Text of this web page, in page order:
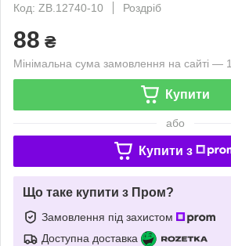
Код: ZB.12740-10
Роздріб
88 ₴
Мінімальна сума замовлення на сайті —
Купити
або
Купити з
Що таке купити з Пром?
Замовлення під захистом
Доступна доставка